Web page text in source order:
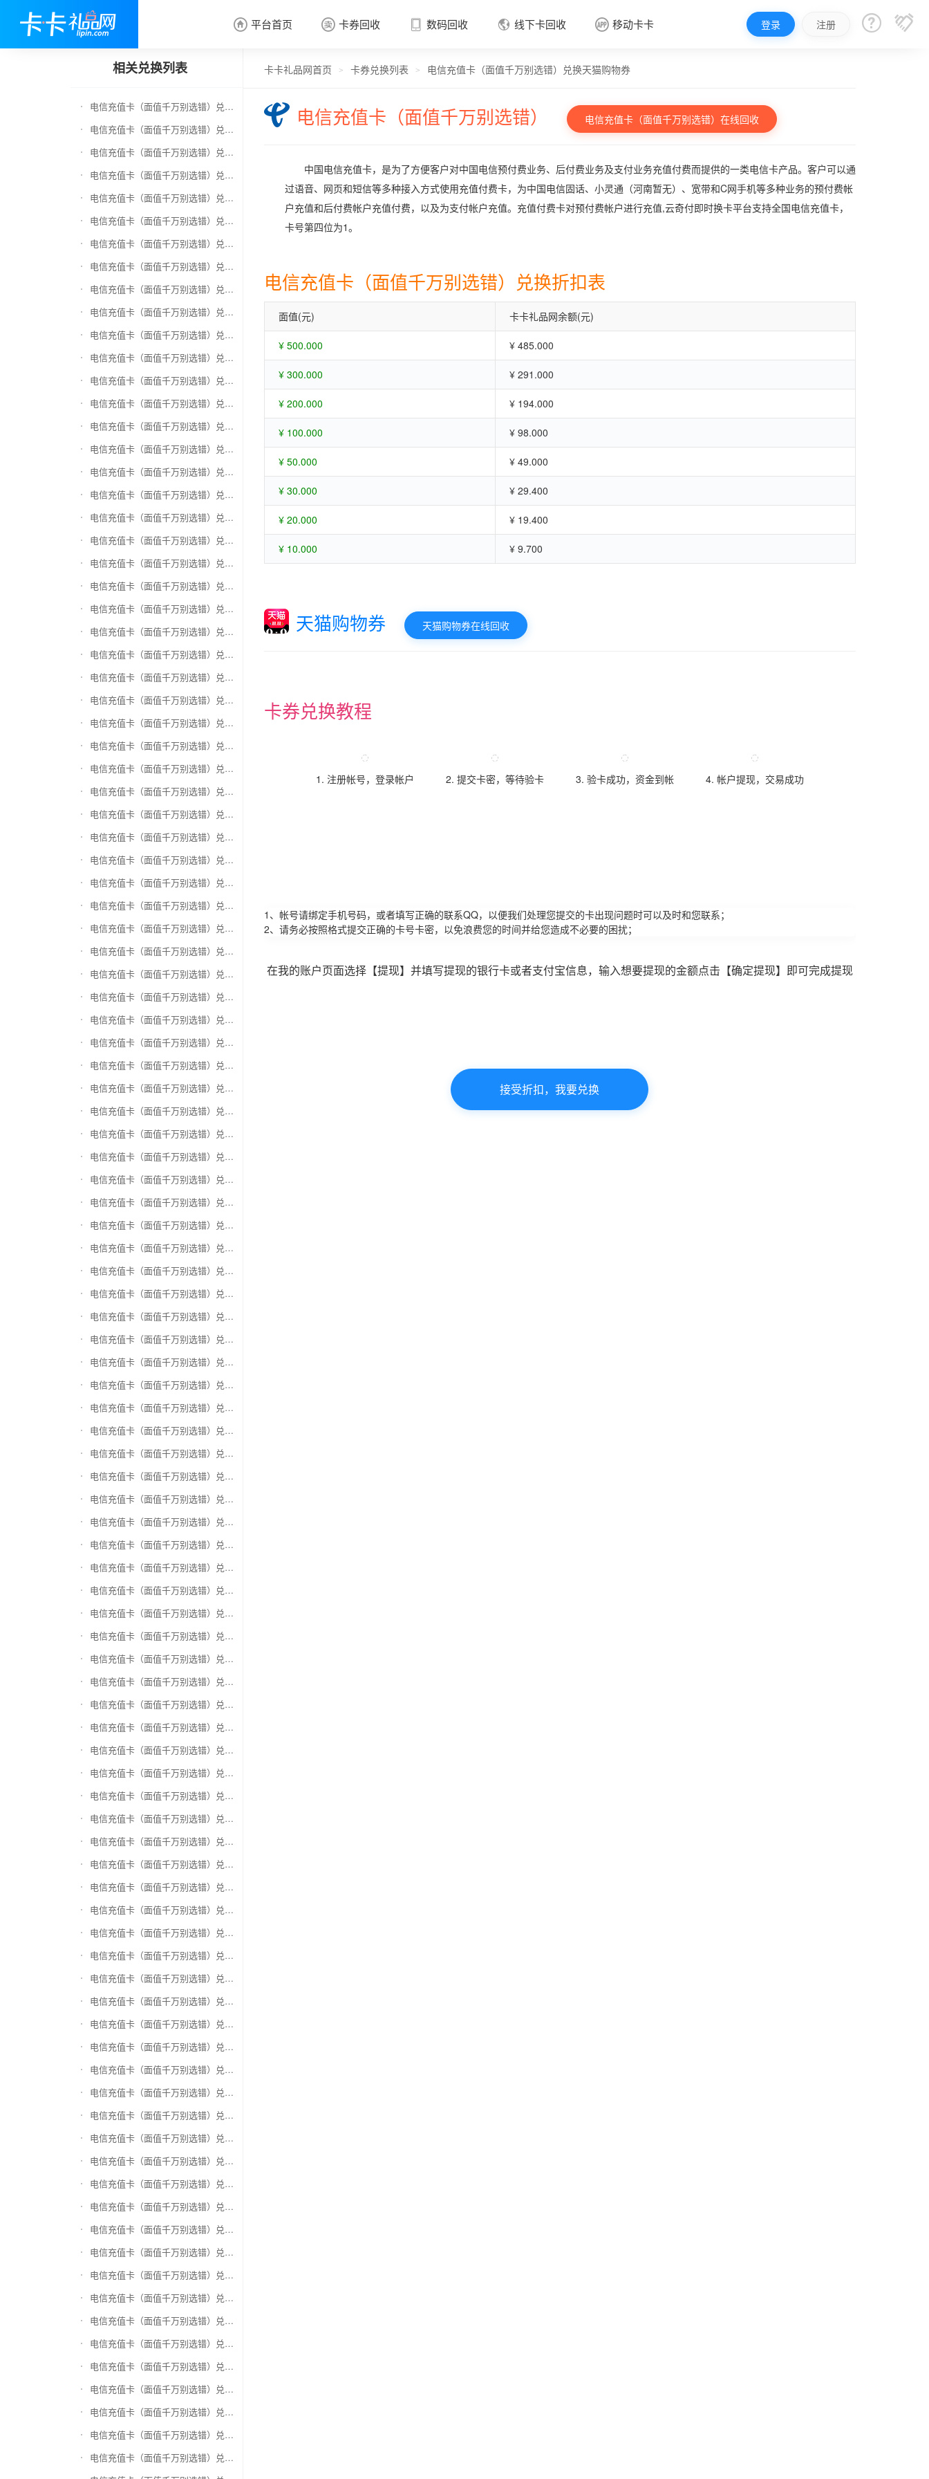
 平台首页  卡券回收
 卡券回收
 数码回收  线下卡回收  移动卡卡 登录 注册  
相关兑换列表
电信充值卡（面值千万别选错）兑换京东E卡
电信充值卡（面值千万别选错）兑换中石化加油卡
电信充值卡（面值千万别选错）兑换移动充值卡（面值千万别选错）
电信充值卡（面值千万别选错）兑换联通充值卡（面值千万别选错）
电信充值卡（面值千万别选错）兑换京东钢镚
电信充值卡（面值千万别选错）兑换中石化加油卡无卡号（面值千万别选错）
电信充值卡（面值千万别选错）兑换中石油全国充值卡
电信充值卡（面值千万别选错）兑换京东领货码
电信充值卡（面值千万别选错）兑换京东超市卡
电信充值卡（面值千万别选错）兑换苏宁易购礼品卡
电信充值卡（面值千万别选错）兑换骏网一卡通
电信充值卡（面值千万别选错）兑换骏网乐充
电信充值卡（面值千万别选错）兑换汇元智付卡
电信充值卡（面值千万别选错）兑换携程任我行
电信充值卡（面值千万别选错）兑换中欣卡(中欣通卡)
电信充值卡（面值千万别选错）兑换盛大一卡通
电信充值卡（面值千万别选错）兑换网易一卡通
电信充值卡（面值千万别选错）兑换天宏一卡通（易冲天宏卡）
电信充值卡（面值千万别选错）兑换巨人一卡通(征途卡)
电信充值卡（面值千万别选错）兑换美团礼品卡
电信充值卡（面值千万别选错）兑换(百联卡)联华ok卡
电信充值卡（面值千万别选错）兑换资和信
电信充值卡（面值千万别选错）兑换沃尔玛购物卡
电信充值卡（面值千万别选错）兑换和信通
电信充值卡（面值千万别选错）兑换拉卡拉沃尔玛
电信充值卡（面值千万别选错）兑换携程任我游
电信充值卡（面值千万别选错）兑换中银通支付(银联购物卡)
电信充值卡（面值千万别选错）兑换瑞祥商联卡
电信充值卡（面值千万别选错）兑换家乐福超市卡
电信充值卡（面值千万别选错）兑换Q币卡
电信充值卡（面值千万别选错）兑换联通积分Q币
电信充值卡（面值千万别选错）兑换完美一卡通
电信充值卡（面值千万别选错）兑换久游一卡通
电信充值卡（面值千万别选错）兑换搜狐一卡通
电信充值卡（面值千万别选错）兑换中国区苹果充值卡
电信充值卡（面值千万别选错）兑换账号内Q币寄售（维护中）
电信充值卡（面值千万别选错）兑换唯品会礼品卡(唯品卡)
电信充值卡（面值千万别选错）兑换万商卡
电信充值卡（面值千万别选错）兑换飞银彩虹卡
电信充值卡（面值千万别选错）兑换天猫超市卡/享淘卡
电信充值卡（面值千万别选错）兑换万里通积分卡
电信充值卡（面值千万别选错）兑换壹钱包(壹卡会)
电信充值卡（面值千万别选错）兑换去哪儿礼品卡
电信充值卡（面值千万别选错）兑换阳光卡(阳光爱车)
电信充值卡（面值千万别选错）兑换华润万家购物卡
电信充值卡（面值千万别选错）兑换华润苏果卡(苏果超市卡)（维护 请暂停提交）
电信充值卡（面值千万别选错）兑换天虹购物卡
电信充值卡（面值千万别选错）兑换盒马生鲜礼品卡
电信充值卡（面值千万别选错）兑换屈臣氏
电信充值卡（面值千万别选错）兑换大润发购物卡
电信充值卡（面值千万别选错）兑换银泰百货银泰卡
电信充值卡（面值千万别选错）兑换物美/美通卡
电信充值卡（面值千万别选错）兑换世纪联华充值卡(杭州联华)
电信充值卡（面值千万别选错）兑换重百世纪卡(重庆百货)
电信充值卡（面值千万别选错）兑换南京中央商场购物卡
电信充值卡（面值千万别选错）兑换银座购物卡（黑卡）
电信充值卡（面值千万别选错）兑换叮咚买菜（限通用礼品卡）
电信充值卡（面值千万别选错）兑换上海家化卡
电信充值卡（面值千万别选错）兑换山东一卡通
电信充值卡（面值千万别选错）兑换大众E卡通
电信充值卡（面值千万别选错）兑换杭州市民卡
电信充值卡（面值千万别选错）兑换驴妈妈礼品卡
电信充值卡（面值千万别选错）兑换永辉超市卡（限实体卡）
电信充值卡（面值千万别选错）兑换中百超市购物卡
电信充值卡（面值千万别选错）兑换爱奇艺会员激活码
电信充值卡（面值千万别选错）兑换腾讯视频会员激活码
电信充值卡（面值千万别选错）兑换优酷会员激活码
电信充值卡（面值千万别选错）兑换搜狐视频
电信充值卡（面值千万别选错）兑换芒果TV
电信充值卡（面值千万别选错）兑换QQ音乐
电信充值卡（面值千万别选错）兑换酷狗音乐
电信充值卡（面值千万别选错）兑换周黑鸭
电信充值卡（面值千万别选错）兑换一号店礼品卡
电信充值卡（面值千万别选错）兑换亚马逊（只要实体卡）
电信充值卡（面值千万别选错）兑换中粮我买网礼品卡
电信充值卡（面值千万别选错）兑换当当礼品卡
电信充值卡（面值千万别选错）兑换国美红券
电信充值卡（面值千万别选错）兑换盛付通卡
电信充值卡（面值千万别选错）兑换付费通
电信充值卡（面值千万别选错）兑换得仕通卡
电信充值卡（面值千万别选错）兑换便利通卡
电信充值卡（面值千万别选错）兑换同程旅游卡
电信充值卡（面值千万别选错）兑换万能消费卡
电信充值卡（面值千万别选错）兑换生活杉德卡
电信充值卡（面值千万别选错）兑换世通卡
电信充值卡（面值千万别选错）兑换商盟卡
电信充值卡（面值千万别选错）兑换赢点生活卡
电信充值卡（面值千万别选错）兑换智惠卡
电信充值卡（面值千万别选错）兑换途牛商旅卡
电信充值卡（面值千万别选错）兑换天天一卡通
电信充值卡（面值千万别选错）兑换(易初)卜蜂莲花礼品卡
电信充值卡（面值千万别选错）兑换神州运通超级卡(运通网购卡)
电信充值卡（面值千万别选错）兑换中石油省卡
电信充值卡（面值千万别选错）兑换必胜客
电信充值卡（面值千万别选错）兑换星巴克
电信充值卡（面值千万别选错）兑换哈根达斯电子券
电信充值卡（面值千万别选错）兑换平安1768欢乐豆
电信充值卡（面值千万别选错）兑换金山一卡通
电信充值卡（面值千万别选错）兑换汉购通
电信充值卡（面值千万别选错）兑换肯德基
电信充值卡（面值千万别选错）兑换CoCo
电信充值卡（面值千万别选错）兑换COSTA
电信充值卡（面值千万别选错）兑换滴滴打车
电信充值卡（面值千万别选错）兑换锦江e卡通(锦江一卡通)
卡卡礼品网首页 > 卡券兑换列表 > 电信充值卡（面值千万别选错）兑换天猫购物券
电信充值卡（面值千万别选错） 电信充值卡（面值千万别选错）在线回收
中国电信充值卡，是为了方便客户对中国电信预付费业务、后付费业务及支付业务充值付费而提供的一类电信卡产品。客户可以通
过语音、网页和短信等多种接入方式使用充值付费卡，为中国电信固话、小灵通（河南暂无）、宽带和C网手机等多种业务的预付费帐
户充值和后付费帐户充值付费，以及为支付帐户充值。充值付费卡对预付费帐户进行充值,云奇付即时换卡平台支持全国电信充值卡，
卡号第四位为1。
电信充值卡（面值千万别选错）兑换折扣表
面值(元) 卡卡礼品网余额(元)
¥ 500.000 ¥ 485.000
¥ 300.000 ¥ 291.000
¥ 200.000 ¥ 194.000
¥ 100.000 ¥ 98.000
¥ 50.000 ¥ 49.000
¥ 30.000 ¥ 29.400
¥ 20.000 ¥ 19.400
¥ 10.000 ¥ 9.700
天猫购物券 天猫购物券在线回收
卡券兑换教程
1. 注册帐号，登录帐户 2. 提交卡密，等待验卡 3. 验卡成功，资金到帐 4. 帐户提现，交易成功
1、帐号请绑定手机号码，或者填写正确的联系QQ，以便我们处理您提交的卡出现问题时可以及时和您联系；
2、请务必按照格式提交正确的卡号卡密，以免浪费您的时间并给您造成不必要的困扰；
在我的账户页面选择【提现】并填写提现的银行卡或者支付宝信息，输入想要提现的金额点击【确定提现】即可完成提现
接受折扣，我要兑换